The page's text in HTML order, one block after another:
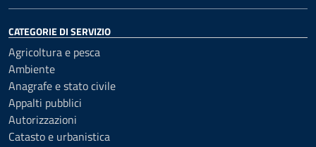
CATEGORIE DI SERVIZIO
Agricoltura e pesca
Ambiente
Anagrafe e stato civile
Appalti pubblici
Autorizzazioni
Catasto e urbanistica